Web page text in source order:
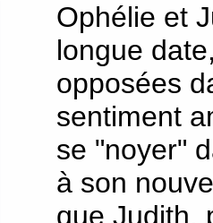
Ophélie et
longue
opposées
sentiment
se "noyer"
à son
que Judith,